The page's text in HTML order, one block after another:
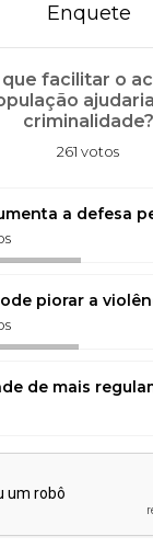
Enquete
facilitar o
criminalidade?
261 votos
a defesa
piorar a
de mais